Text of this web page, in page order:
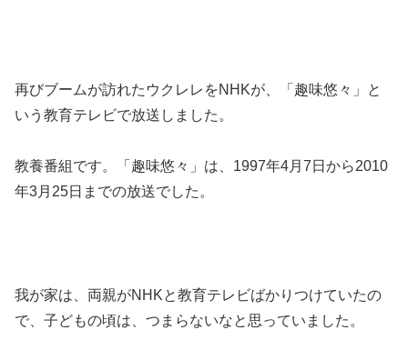
再びブームが訪れたウクレレをNHKが、「趣味悠々」と
いう教育テレビで放送しました。
教養番組です。「趣味悠々」は、1997年4月7日から2010
年3月25日までの放送でした。
我が家は、両親がNHKと教育テレビばかりつけていたの
で、子どもの頃は、つまらないなと思っていました。